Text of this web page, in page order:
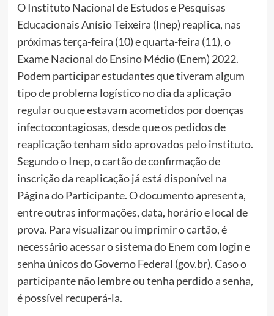
O Instituto Nacional de Estudos e Pesquisas
Educacionais Anísio Teixeira (Inep) reaplica, nas
próximas terça-feira (10) e quarta-feira (11), o
Exame Nacional do Ensino Médio (Enem) 2022.
Podem participar estudantes que tiveram algum
tipo de problema logístico no dia da aplicação
regular ou que estavam acometidos por doenças
infectocontagiosas, desde que os pedidos de
reaplicação tenham sido aprovados pelo instituto.
Segundo o Inep, o cartão de confirmação de
inscrição da reaplicação já está disponível na
Página do Participante. O documento apresenta,
entre outras informações, data, horário e local de
prova. Para visualizar ou imprimir o cartão, é
necessário acessar o sistema do Enem com login e
senha únicos do Governo Federal (gov.br). Caso o
participante não lembre ou tenha perdido a senha,
é possível recuperá-la.